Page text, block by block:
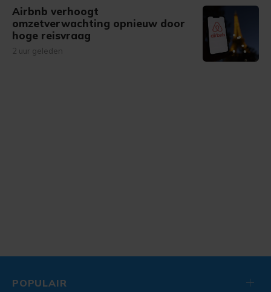
Airbnb verhoogt
omzetverwachting opnieuw door
hoge reisvraag
2 uur geleden
POPULAIR